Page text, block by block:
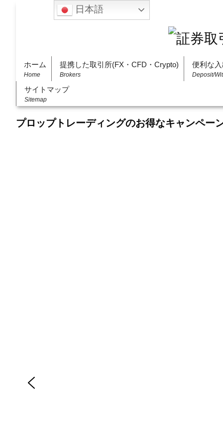
ホーム
Home
提携した取引所(FX・CFD・Crypto)
Brokers
便利な
Deposit/
サイトマップ
Sitemap
プロップトレーディングのお得なキャンペー
日本語